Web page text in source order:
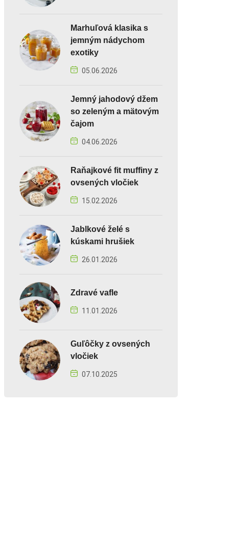
Marhuľová klasika s
jemným nádychom
exotiky
05.06.2026
Jemný jahodový džem
so zeleným a mätovým
čajom
04.06.2026
Raňajkové fit muffiny z
ovsených vločiek
15.02.2026
Jablkové želé s
kúskami hrušiek
26.01.2026
Zdravé vafle
11.01.2026
Guľôčky z ovsených
vločiek
07.10.2025